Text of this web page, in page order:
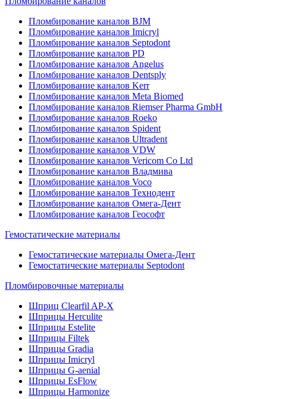
Пломбирование каналов BJM
Пломбирование каналов Imicryl
Пломбирование каналов Septodont
Пломбирование каналов PD
Пломбирование каналов Angelus
Пломбирование каналов Dentsply
Пломбирование каналов Kerr
Пломбирование каналов Meta Biomed
Пломбирование каналов Riemser Pharma GmbH
Пломбирование каналов Roeko
Пломбирование каналов Spident
Пломбирование каналов Ultradent
Пломбирование каналов VDW
Пломбирование каналов Vericom Co Ltd
Пломбирование каналов Владмива
Пломбирование каналов Voco
Пломбирование каналов Технодент
Пломбирование каналов Омега-Дент
Пломбирование каналов Геософт
Гемостатические материалы
Гемостатические материалы Омега-Дент
Гемостатические материалы Septodont
Пломбировочные материалы
Шприц Clearfil AP-X
Шприцы Herculite
Шприцы Estelite
Шприцы Filtek
Шприцы Gradia
Шприцы Imicryl
Шприцы G-aenial
Шприцы EsFlow
Шприцы Harmonize